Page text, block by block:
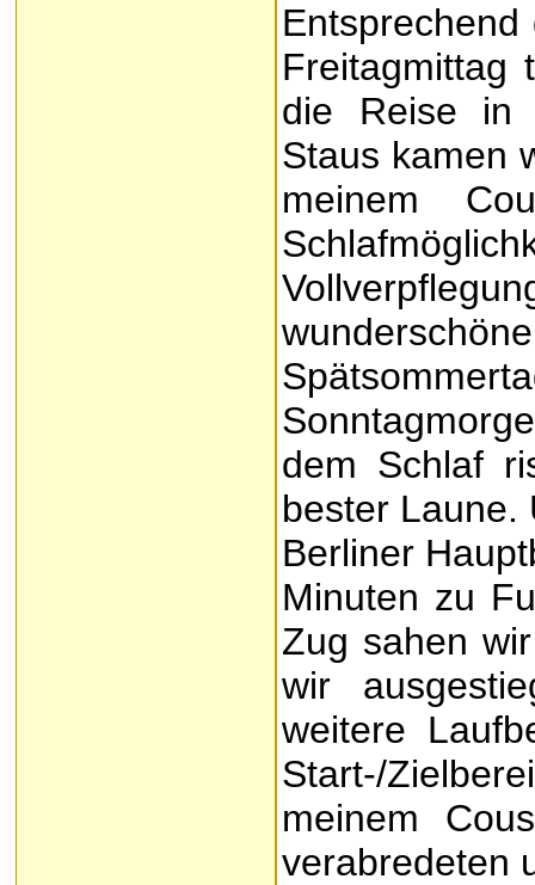
Freitagmittag
die Reise in
Staus kamen
meinem
dem Schlaf
bester Laune.
Berliner
Minuten zu
Zug sahen
wir
weitere
Start-/
meinem
verabredeten